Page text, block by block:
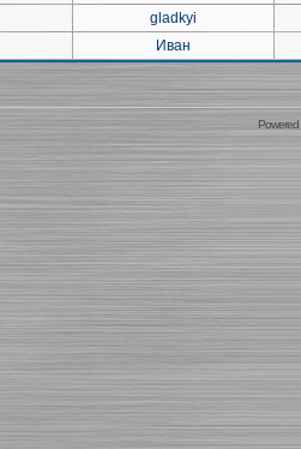
gladkyi
Иван